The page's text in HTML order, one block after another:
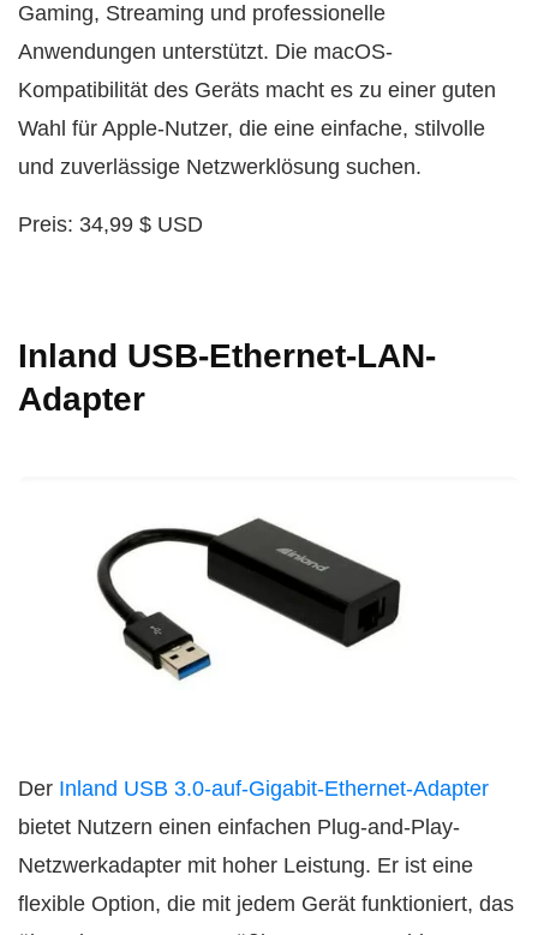
Gaming, Streaming und professionelle
Anwendungen unterstützt. Die macOS-
Kompatibilität des Geräts macht es zu einer guten
Wahl für Apple-Nutzer, die eine einfache, stilvolle
und zuverlässige Netzwerklösung suchen.
Preis: 34,99 $ USD
Inland USB-Ethernet-LAN-
Adapter
Der Inland USB 3.0-auf-Gigabit-Ethernet-Adapter
bietet Nutzern einen einfachen Plug-and-Play-
Netzwerkadapter mit hoher Leistung. Er ist eine
flexible Option, die mit jedem Gerät funktioniert, das